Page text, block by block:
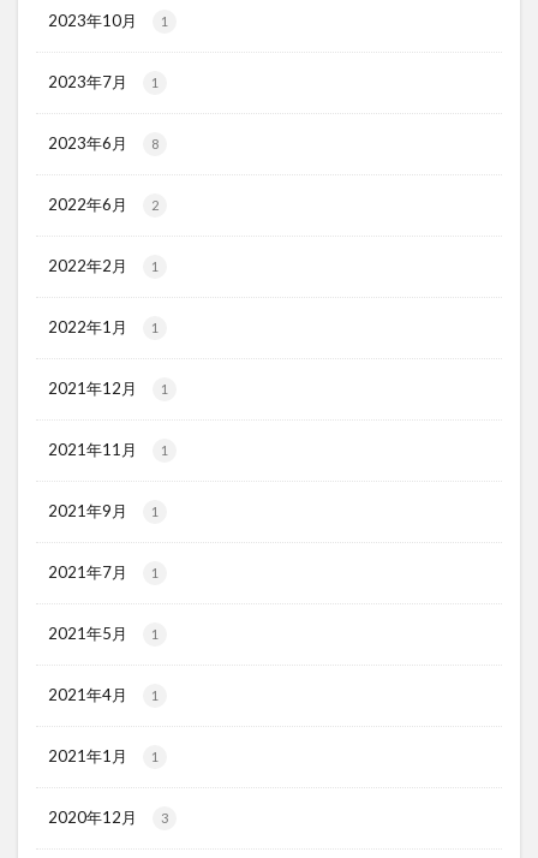
2023年10月 1
2023年7月 1
2023年6月 8
2022年6月 2
2022年2月 1
2022年1月 1
2021年12月 1
2021年11月 1
2021年9月 1
2021年7月 1
2021年5月 1
2021年4月 1
2021年1月 1
2020年12月 3